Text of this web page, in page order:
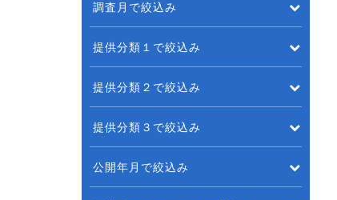
調査月で絞込み
提供分類１で絞込み
提供分類２で絞込み
提供分類３で絞込み
公開年月で絞込み